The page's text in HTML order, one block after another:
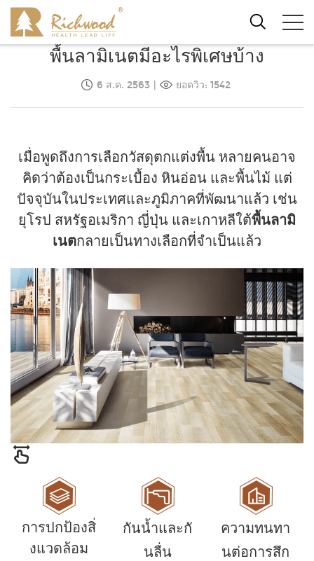
พื้นลามิเนตมีอะไรพิเศษบ้าง
6 ส.ค. 2563 ยอดวิว: 1542
เมื่อพูดถึงการเลือกวัสดุตกแต่งพื้น หลายคนอาจ
คิดว่าต้องเป็นกระเบื้อง หินอ่อน และพื้นไม้ แต่
ปัจจุบันในประเทศและภูมิภาคที่พัฒนาแล้ว เช่น
ยุโรป สหรัฐอเมริกา ญี่ปุ่น และเกาหลีใต้พื้นลามิ
เนตกลายเป็นทางเลือกที่จำเป็นแล้ว
การปกป้องสิ่
งแวดล้อม
กันน้ำและกั
นลื่น
ความทนทา
นต่อการสึก